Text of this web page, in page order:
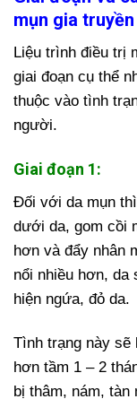
mụn gia truyền
Liệu trình điều trị
giai đoạn cụ thể
thuộc vào tình
người.
Giai đoạn 1:
Đối với da mụn
dưới da, gom cồi
hơn và đẩy nhân
nổi nhiều hơn, da
hiện ngứa, đỏ da.
Tình trạng này sẽ
hơn tầm 1 – 2
bị thâm, nám, tàn